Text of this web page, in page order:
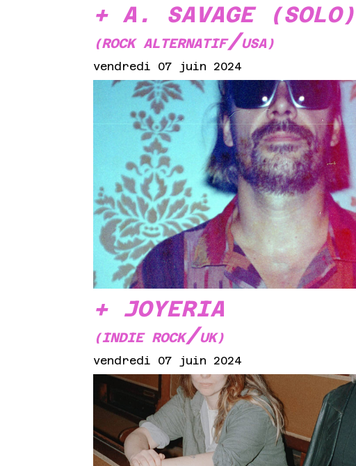
+ A. SAVAGE (SOLO)
(ROCK ALTERNATIF/USA)
vendredi 07 juin 2024
+ JOYERIA
(INDIE ROCK/UK)
vendredi 07 juin 2024